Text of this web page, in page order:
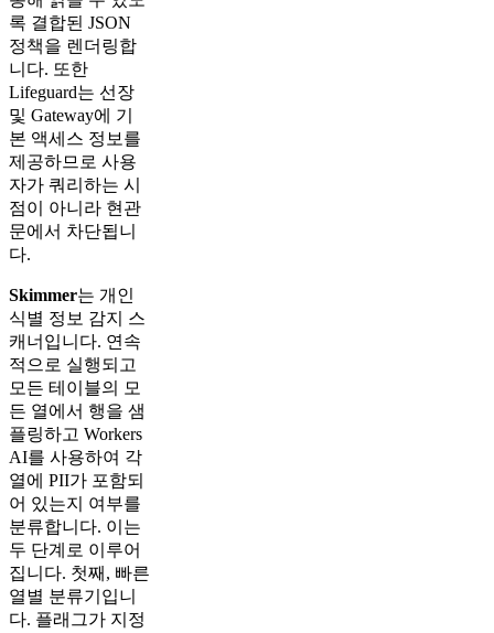
록 결합된 JSON
정책을 렌더링합
니다. 또한
Lifeguard는 선장
및 Gateway에 기
본 액세스 정보를
제공하므로 사용
자가 쿼리하는 시
점이 아니라 현관
문에서 차단됩니
다.
Skimmer는 개인
식별 정보 감지 스
캐너입니다. 연속
적으로 실행되고
모든 테이블의 모
든 열에서 행을 샘
플링하고 Workers
AI를 사용하여 각
열에 PII가 포함되
어 있는지 여부를
분류합니다. 이는
두 단계로 이루어
집니다. 첫째, 빠른
열별 분류기입니
다. 플래그가 지정